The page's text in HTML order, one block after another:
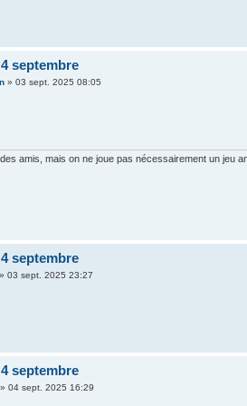
septembre
» 03 sept. 2025 08:05
amis, mais on ne joue pas nécessairement un jeu
septembre
03 sept. 2025 23:27
septembre
04 sept. 2025 16:29